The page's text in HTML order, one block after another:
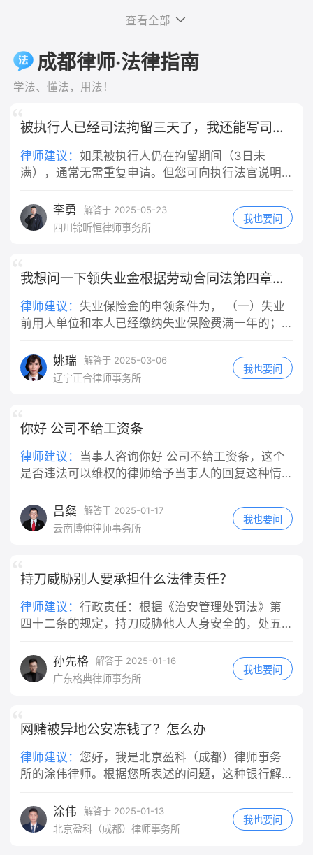
过失"，需要结合具体案情综合判断，并非任何
机关，实践中会根据事故责任认定、违规程度等
因素综合判断。
担。 车辆维修费：机动车的车损，会按
照责任比例，由你承担主要部分。
定全部证据 保存路口监控线索、就医病
历、检查报告、医疗票据；向交警提
出：机动车行经路口未尽观察、减速注
2. 责任认定抗辩要点 闯红灯是主要过
错，但机动车通过交叉路口负有法定减
速、瞭望义务，请求认定机动车承担次
要责任，不要申请全责认定。 3. 不要
所有医疗费只能自行承担大部分，且还
要赔偿对方车辆维修费用。 四、责任
用；交强险依旧赔付医疗费1.8万以内。
2. 电动车主责70%、机动车次责30%：
交强险全额赔付医疗费用，超出部分机
动车方承担30%。这是最普遍的认定结
显超速等严重违法情形才会出现，概率
很低。 五、关键提示 轻伤伤情赔偿额
对事故认定书不服，可在收到认定书3
日内申请复核。 需要我给你一段向交警
陈述、争取对方次责的口述内容吗？
录：和房东反映跳蚤问题、提出退房的
微信/短信/通话录音； 3. 合同+缴费凭
款截图。 二、分步维权操作 1. 先行书
面协商（成本最低） 向房东发送文字催
告（微信/短信留痕），参考话术： 依
无法正常居住，属于你方违约，现正式
房押金，你方私自扣除1000元没有合同
及法律依据，逾期不退我将向住建部门
无果后） - 12345政务热线：拨打热线
投诉租房纠纷，属地住建局/市场监管介
方协商退费。 3. 司法途径（投诉调解
无效） 1. 小额诉讼：押金金额不大，在
房屋所在地基层法院/线上人民法院小程
序提交立案，诉讼费极低（标的1万内
合同约定仲裁条款，按约定提起仲裁。
三、⚠️关键避坑提醒 1. 不要擅自弃房
不得以“签完合同即不能退租”抗辩：合
同履行前提是房屋符合居住条件，房东
先违约在先，租客法定解约权不受签约
约束； 3. 若房东主张“跳蚤是租客饲养
举证则扣款无效。 需要我帮你草拟一份
发给房东的正式催告短信文案吗？
明确规定，法律依据是《中华人民共和
款："用人单位的工作人员因执行工作任
务造成他人损害的，由用人单位承担侵
权责任。" 一、公司承担的是"替代责
是，公司的赔偿责任和你是否有过错是
两回事。根据法律规定，用人单位承担
的是无过错替代责任——也就是说，只
要你是在执行工作任务的过程中造成他
错，公司都要承担赔偿责任，这是法律
的强制性规定。 二、"工作任务"的认定
是关键 你提到"是工作任务"，这一点非
断是否属于"执行工作任务"，主要看以
下几点：事故发生时你是否正在为单位
工作、是否受单位管理、是否在执行单
位指派的任务。快递员在送快递途中发
作任务的行为。即便你是"临时工"或者
没有签订正式劳动合同，只要实际上是
关系，公司不能以"不是正式员工"为由
免责。 此外，如果快递公司为车辆或员
工投保了商业第三者责任险（包括交强
险等），应首先由保险公司在保险合同
用人单位承担赔偿责任。伤者医药费几
千元，通常在保险理赔范围内，应先走
题。《民法典》第一千一百九十一条同
时规定，用人单位承担侵权责任后，可
以向有故意或者重大过失的工作人员追
偿。 也就是说，如果这次事故中你有故
驶、严重违反交通规则导致事故等，那
么公司在赔偿伤者之后，可以向你追索
交规但未达到重大过失程度），公司就
于轻微违反交规的情况，是否构成"重大
过失"，需要结合具体案情综合判断，并
终认定权在司法机关，实践中会根据事
故责任认定、违规程度等因素综合判
查看全部
成都律师·法律指南
学法、懂法，用法！
被执行人已经司法拘留三天了，我还能写司法拘留申请书吗
律师建议： 如果被执行人仍在拘留期间（3日未
满），通常无需重复申请。但您可向执行法官说明
（如列入失信名单、限制高消费等）。
李勇 解答于 2025-05-23
四川锦昕恒律师事务所
我也要问
我想问一下领失业金根据劳动合同法第四章好多条才合格
律师建议： 失业保险金的申领条件为， （一）失业
前用人单位和本人已经缴纳失业保险费满一年的；
失业登记，并有求职要求的。 具体申领程序、手续
及支付标准等详情，建议向当地人社局作咨询。
姚瑞 解答于 2025-03-06
辽宁正合律师事务所
我也要问
你好 公司不给工资条
律师建议：
当事人咨询你好 公司不给工资条，这个
是否违法可以维权的律师给予当事人的回复这种情
吕粲
解答于 2025-01-17
云南博仲律师事务所
我也要问
持刀威胁别人要承担什么法律责任？
律师建议： ‌行政责任‌：根据《治安管理处罚法》第
四十二条的规定，持刀威胁他人人身安全的，处五
五日以上十日以下拘留，可以并处五百元以下罚
款。 ‌刑事责任‌：持刀威胁他人可能构成多种犯罪，
为符合抢劫罪的构成要件。 ‌敲诈勒索罪‌：当拿刀威
者作出一定行为从而获取利益，可能构成敲诈勒索
罪。 ‌寻衅滋事罪‌：如果拿刀威胁他人的行为是无端
衅滋事罪。 ‌敲诈勒索罪‌：根据《刑法》第二百七十
四条的规定，敲诈勒索公私财物，数额较大或者多
孙先格 解答于 2025-01-16
广东格典律师事务所
我也要问
网赌被异地公安冻钱了？怎么办
律师建议： 您好，我是北京盈科（成都）律师事务
所的涂伟律师。根据您所表述的问题，这种银行解
通查问案件进展。
涂伟 解答于 2025-01-13
北京盈科（成都）律师事务所
我也要问